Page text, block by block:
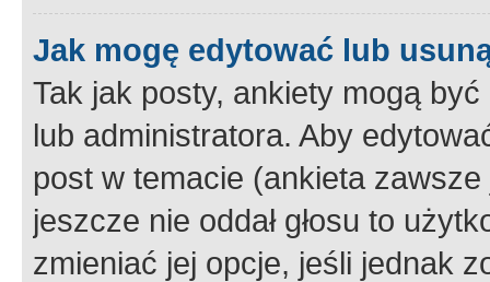
Jak mogę edytować lub
Tak jak posty, ankiety mogą
lub administratora. Aby
post w temacie (ankieta
jeszcze nie oddał głosu to
zmieniać jej opcje, jeśli jednak